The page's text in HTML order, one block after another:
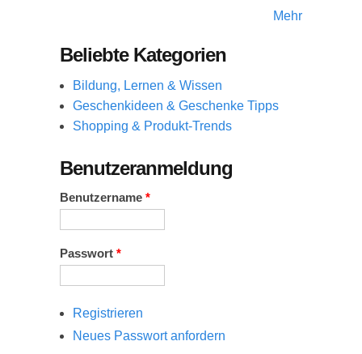
Mehr
Beliebte Kategorien
Bildung, Lernen & Wissen
Geschenkideen & Geschenke Tipps
Shopping & Produkt-Trends
Benutzeranmeldung
Benutzername *
Passwort *
Registrieren
Neues Passwort anfordern